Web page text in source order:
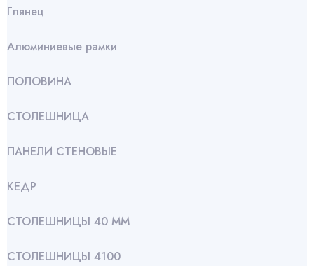
Глянец
Алюминиевые рамки
ПОЛОВИНА
СТОЛЕШНИЦА
ПАНЕЛИ СТЕНОВЫЕ
КЕДР
СТОЛЕШНИЦЫ 40 ММ
СТОЛЕШНИЦЫ 4100